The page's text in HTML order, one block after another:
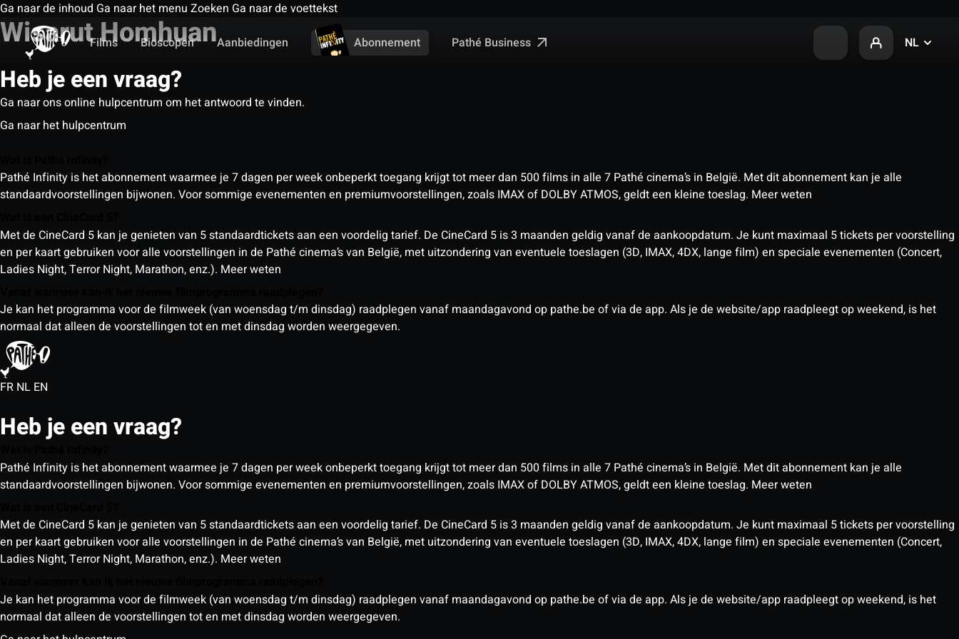
Ga naar de inhoud Ga naar het menu Zoeken Ga naar de voettekst
Films
Bioscopen Aanbiedingen Abonnement Pathé Business NL
Wisarut Homhuan
Heb je een vraag?
Ga naar ons online hulpcentrum om het antwoord te vinden.
Ga naar het hulpcentrum
Pathé Infinity is het abonnement waarmee je 7 dagen per week onbeperkt toegang krijgt tot meer dan 500 films in alle 7 Pathé cinema’s in België. Met dit abonnement kan je alle
standaardvoorstellingen bijwonen. Voor sommige evenementen en premiumvoorstellingen, zoals IMAX of DOLBY ATMOS, geldt een kleine toeslag. Meer weten
Met de CineCard 5 kan je genieten van 5 standaardtickets aan een voordelig tarief. De CineCard 5 is 3 maanden geldig vanaf de aankoopdatum. Je kunt maximaal 5 tickets per voorstelling
en per kaart gebruiken voor alle voorstellingen in de Pathé cinema’s van België, met uitzondering van eventuele toeslagen (3D, IMAX, 4DX, lange film) en speciale evenementen (Concert,
Ladies Night, Terror Night, Marathon, enz.). Meer weten
Je kan het programma voor de filmweek (van woensdag t/m dinsdag) raadplegen vanaf maandagavond op pathe.be of via de app. Als je de website/app raadpleegt op weekend, is het
normaal dat alleen de voorstellingen tot en met dinsdag worden weergegeven.
FR NL EN
Heb je een vraag?
Pathé Infinity is het abonnement waarmee je 7 dagen per week onbeperkt toegang krijgt tot meer dan 500 films in alle 7 Pathé cinema’s in België. Met dit abonnement kan je alle
standaardvoorstellingen bijwonen. Voor sommige evenementen en premiumvoorstellingen, zoals IMAX of DOLBY ATMOS, geldt een kleine toeslag. Meer weten
Met de CineCard 5 kan je genieten van 5 standaardtickets aan een voordelig tarief. De CineCard 5 is 3 maanden geldig vanaf de aankoopdatum. Je kunt maximaal 5 tickets per voorstelling
en per kaart gebruiken voor alle voorstellingen in de Pathé cinema’s van België, met uitzondering van eventuele toeslagen (3D, IMAX, 4DX, lange film) en speciale evenementen (Concert,
Ladies Night, Terror Night, Marathon, enz.). Meer weten
Je kan het programma voor de filmweek (van woensdag t/m dinsdag) raadplegen vanaf maandagavond op pathe.be of via de app. Als je de website/app raadpleegt op weekend, is het
normaal dat alleen de voorstellingen tot en met dinsdag worden weergegeven.